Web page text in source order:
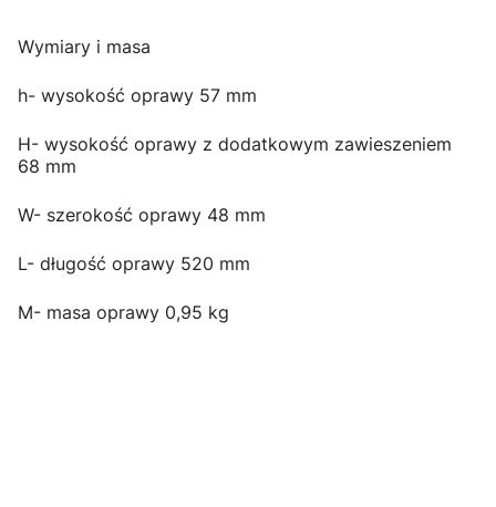
Wymiary i masa
h- wysokość oprawy 57 mm
H- wysokość oprawy z dodatkowym zawieszeniem
68 mm
W- szerokość oprawy 48 mm
L- długość oprawy 520 mm
M- masa oprawy 0,95 kg